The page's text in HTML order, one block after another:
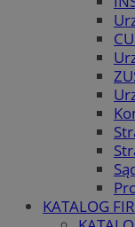
KATALOG